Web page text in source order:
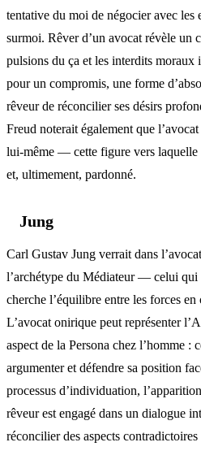
tentative du moi de négocier avec les
surmoi. Rêver d’un avocat révèle un
pulsions du ça et les interdits moraux
pour un compromis, une forme
rêveur de réconcilier ses désirs
Freud noterait également que
lui-même — cette figure vers laquelle
et, ultimement, pardonné.
Jung
Carl Gustav Jung verrait dans
l’archétype du Médiateur — celui qui
cherche l’équilibre entre les forces
L’avocat onirique peut représenter
aspect de la Persona chez l’homme :
argumenter et défendre sa position
processus d’individuation,
rêveur est engagé dans un dialogue
réconcilier des aspects